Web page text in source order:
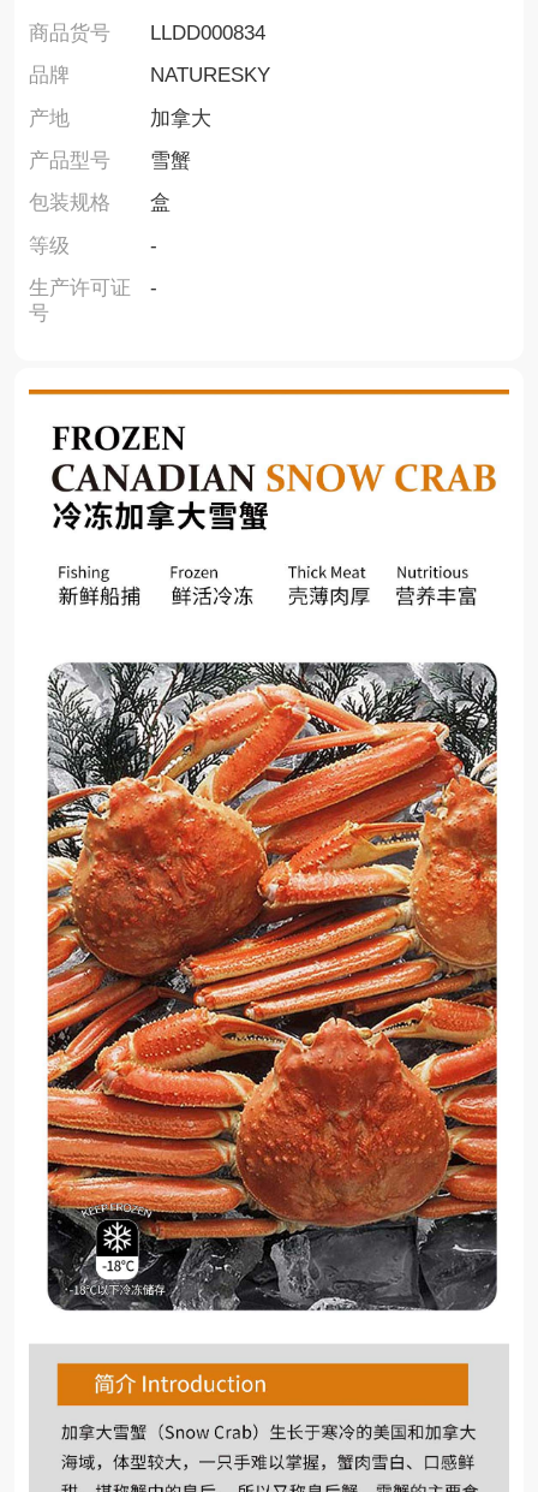
商品货号
LLDD000834
品牌
NATURESKY
产地
加拿大
产品型号
雪蟹
包装规格
盒
等级
-
生产许可证
号
-